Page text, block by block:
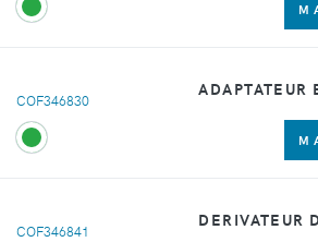
COF346830
ADAPTATEUR
COF346841
DERIVATEUR